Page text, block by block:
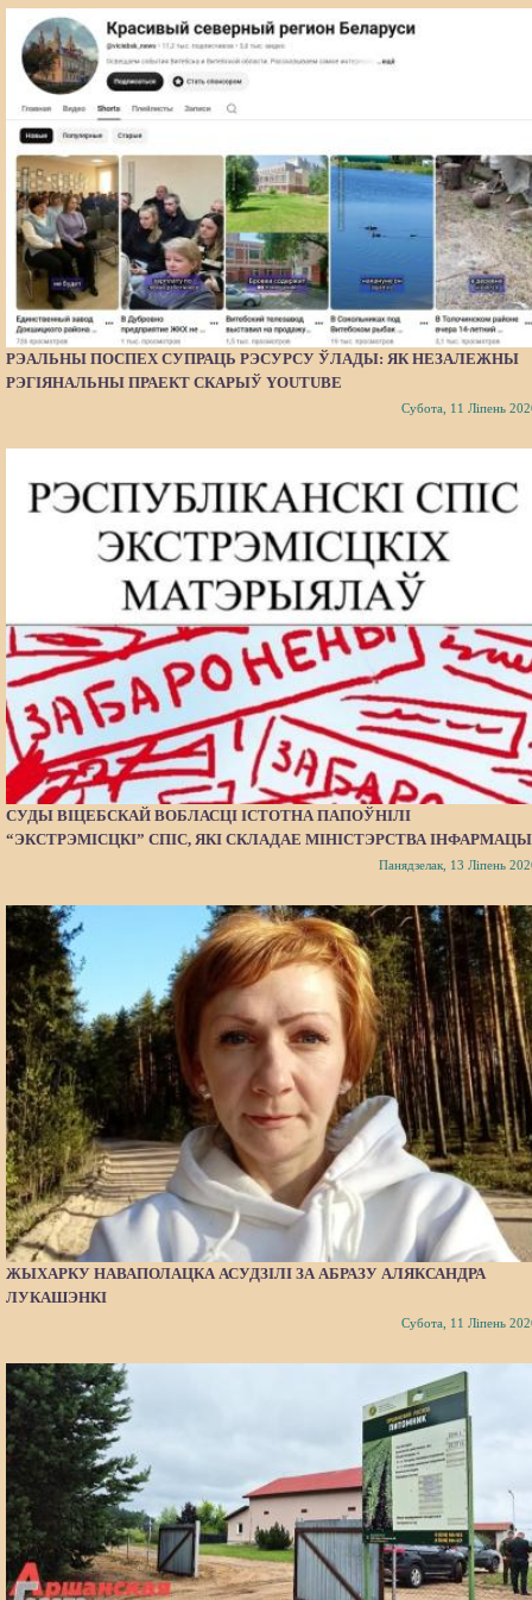
РЭАЛЬНЫ ПОСПЕХ СУПРАЦЬ РЭСУРСУ ЎЛАДЫ: ЯК НЕЗАЛЕЖНЫ
РЭГІЯНАЛЬНЫ ПРАЕКТ СКАРЫЎ YOUTUBE
Субота, 11 Ліпень
СУДЫ ВІЦЕБСКАЙ ВОБЛАСЦІ ІСТОТНА ПАПОЎНІЛІ
“ЭКСТРЭМІСЦКІ” СПІС, ЯКІ СКЛАДАЕ МІНІСТЭРСТВА
Панядзелак, 13 Ліпень
ЖЫХАРКУ НАВАПОЛАЦКА АСУДЗІЛІ ЗА АБРАЗУ АЛЯКСАНДРА
ЛУКАШЭНКІ
Субота, 11 Ліпень